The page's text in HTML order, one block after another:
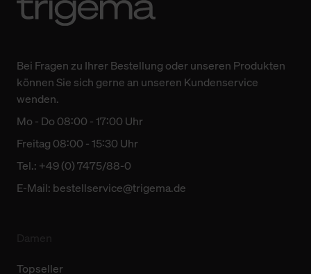
Bei Fragen zu Ihrer Bestellung oder unseren Produkten
können Sie sich gerne an unseren Kundenservice
wenden.
Mo - Do 08:00 - 17:00 Uhr
Freitag 08:00 - 15:30 Uhr
Tel.: +49 (0) 7475/88-0
E-Mail: bestellservice@trigema.de
Topseller